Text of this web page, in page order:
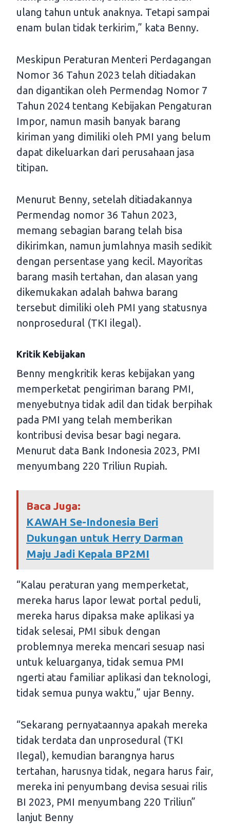
ulang tahun untuk anaknya. Tetapi sampai
enam bulan tidak terkirim,” kata Benny.
Meskipun Peraturan Menteri Perdagangan
Nomor 36 Tahun 2023 telah ditiadakan
dan digantikan oleh Permendag Nomor 7
Tahun 2024 tentang Kebijakan Pengaturan
Impor, namun masih banyak barang
kiriman yang dimiliki oleh PMI yang belum
dapat dikeluarkan dari perusahaan jasa
titipan.
Menurut Benny, setelah ditiadakannya
Permendag nomor 36 Tahun 2023,
memang sebagian barang telah bisa
dikirimkan, namun jumlahnya masih sedikit
dengan persentase yang kecil. Mayoritas
barang masih tertahan, dan alasan yang
dikemukakan adalah bahwa barang
tersebut dimiliki oleh PMI yang statusnya
nonprosedural (TKI ilegal).
Kritik Kebijakan
Benny mengkritik keras kebijakan yang
memperketat pengiriman barang PMI,
menyebutnya tidak adil dan tidak berpihak
pada PMI yang telah memberikan
kontribusi devisa besar bagi negara.
Menurut data Bank Indonesia 2023, PMI
menyumbang 220 Triliun Rupiah.
Baca Juga:
KAWAH Se-Indonesia Beri
Dukungan untuk Herry Darman
Maju Jadi Kepala BP2MI
“Kalau peraturan yang memperketat,
mereka harus lapor lewat portal peduli,
mereka harus dipaksa make aplikasi ya
tidak selesai, PMI sibuk dengan
problemnya mereka mencari sesuap nasi
untuk keluarganya, tidak semua PMI
ngerti atau familiar aplikasi dan teknologi,
tidak semua punya waktu,” ujar Benny.
“Sekarang pernyataannya apakah mereka
tidak terdata dan unprosedural (TKI
Ilegal), kemudian barangnya harus
tertahan, harusnya tidak, negara harus fair,
mereka ini penyumbang devisa sesuai rilis
BI 2023, PMI menyumbang 220 Triliun”
lanjut Benny